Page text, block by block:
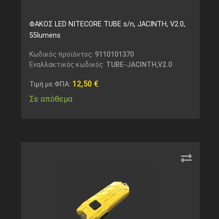
ΦΑΚΟΣ LED NITECORE TUBE s/n, JACINTH, V2.0,
55lumens
Κωδικός προϊόντος: 9110101370
Εναλλακτικός κωδικός: TUBE-JACINTH,V2.0
Τιμή με ΦΠΑ: 12,50 €
Σε απόθεμα